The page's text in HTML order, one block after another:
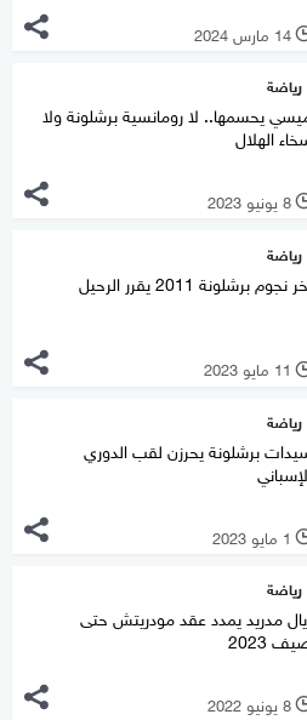
14 مارس 2024
رياضة
يحسمها.. لا رومانسية برشلونة ولا
الهلال
8 يونيو 2023
رياضة
نجوم برشلونة 2011 يقرر الرحيل
11 مايو 2023
رياضة
برشلونة يحرزن لقب الدوري
1 مايو 2023
رياضة
مدريد يمدد عقد مودريتش حتى
2023
8 يونيو 2022